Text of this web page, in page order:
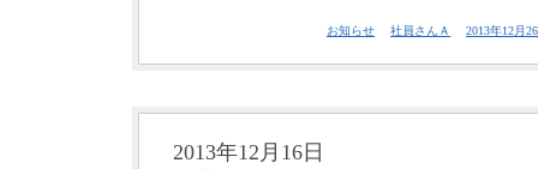
お知らせ 社員さんＡ 2013年12月
2013年12月16日